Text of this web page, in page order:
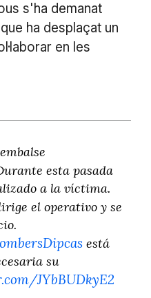
s'ha demanat
ha desplaçat un
en les
esta pasada
a la víctima.
el operativo y se
está
su
JYbBUDkyE2